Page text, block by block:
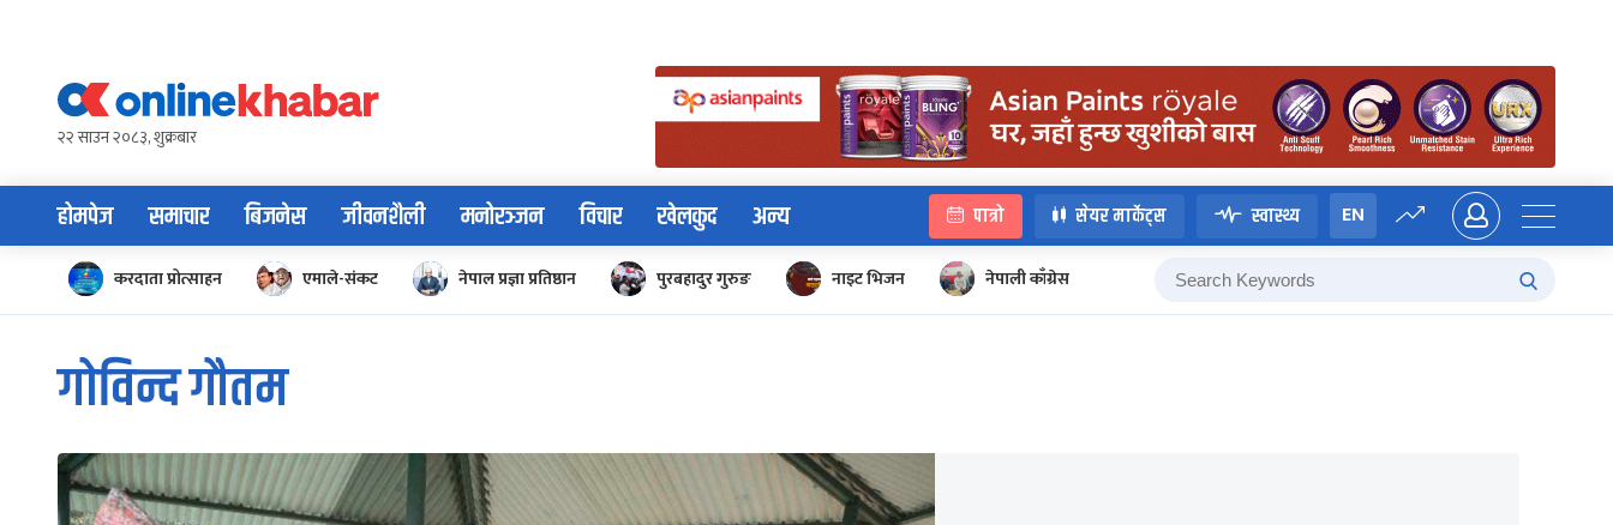
content२२ साउन २०८३, शुक्रबार
होमपेज समाचार बिजनेस जीवनशैली मनोरञ्जन विचार खेलकुद अन्य पात्रो सेयर मार्केट्स स्वास्थ्य EN
करदाता प्रोत्साहन एमाले-संकट नेपाल प्रज्ञा प्रतिष्ठान पुरबहादुर गुरुङ नाइट भिजन नेपाली काँग्रेस
गोविन्द गौतम